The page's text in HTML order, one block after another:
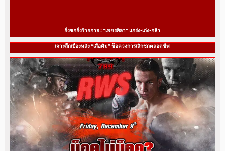
ยิ่งชกยิ่งร้ายกาจ ! “เพชรศิลา” แกร่ง-เก่ง-กล้า
เจาะลึกเบื้องหลัง “เสือคิม” ช็อควงการเลิกชกตลอดชีพ